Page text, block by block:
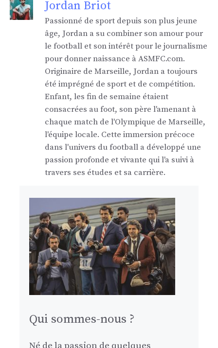
Jordan Briot
Passionné de sport depuis son plus jeune
âge, Jordan a su combiner son amour pour
le football et son intérêt pour le journalisme
pour donner naissance à ASMFC.com.
Originaire de Marseille, Jordan a toujours
été imprégné de sport et de compétition.
Enfant, les fin de semaine étaient
consacrées au foot, son père l'amenant à
chaque match de l'Olympique de Marseille,
l'équipe locale. Cette immersion précoce
dans l'univers du football a développé une
passion profonde et vivante qui l'a suivi à
travers ses études et sa carrière.
Qui sommes-nous ?